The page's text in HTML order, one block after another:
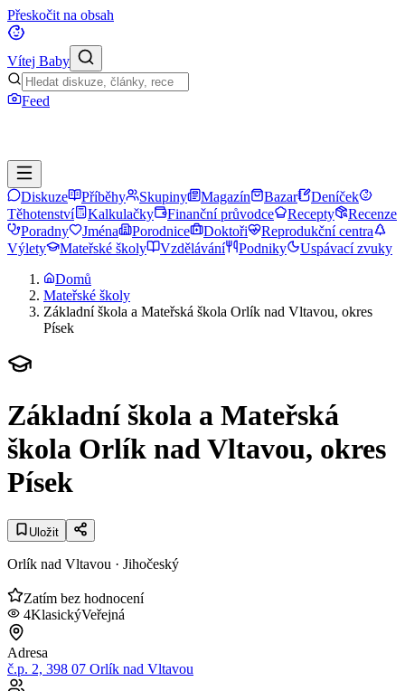
Přeskočit na obsah
Vítej Baby
Feed
Diskuze Příběhy Skupiny Magazín Bazar
Deníček
Těhotenství
Kalkulačky Finanční průvodce Recepty
Recenze
Poradny
Jména Porodnice Doktoři
Reprodukční centra
Výlety
Mateřské školy Vzdělávání Podniky
Uspávací zvuky
Domů
Mateřské školy
Základní škola a Mateřská škola Orlík nad Vltavou, okres
Písek
Základní škola a Mateřská
škola Orlík nad Vltavou, okres
Písek
Uložit
Orlík nad Vltavou · Jihočeský
Zatím bez hodnocení
4KlasickýVeřejná
Adresa
č.p. 2, 398 07 Orlík nad Vltavou